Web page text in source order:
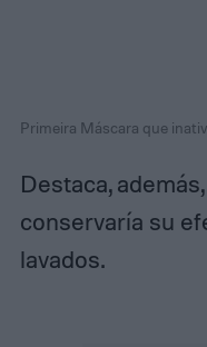
Primeira Máscara que
Destaca,
conservaría su
lavados.